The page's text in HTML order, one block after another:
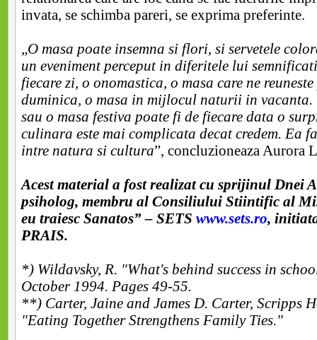
invata, se schimba pareri, se exprima preferinte.
„O masa poate insemna si flori, si servetele
un eveniment perceput in diferitele lui
fiecare zi, o onomastica, o masa care ne
duminica, o masa in mijlocul naturii in vacanta.
sau o masa festiva poate fi de fiecare data o
culinara este mai complicata decat credem. Ea
intre natura si cultura”, concluzioneaza Aurora
Acest material a fost realizat cu sprijinul Dnei
psiholog, membru al Consiliului Stiintific al
eu traiesc Sanatos” – SETS www.sets.ro,
PRAIS.
*) Wildavsky, R. "What's behind success in
October 1994. Pages 49-55.
**) Carter, Jaine and James D. Carter, Scripps
"Eating Together Strengthens Family Ties."